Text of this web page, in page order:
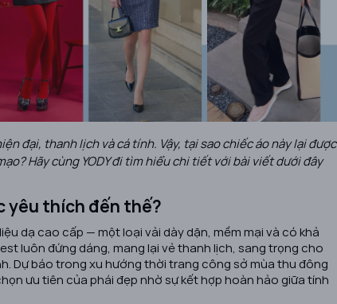
đại, thanh lịch và cá tính. Vậy, tại sao chiếc áo này lại được
Hãy cùng YODY đi tìm hiểu chi tiết với bài viết dưới đây
yêu thích đến thế?
dạ cao cấp — một loại vải dày dặn, mềm mại và có khả
luôn đứng dáng, mang lại vẻ thanh lịch, sang trọng cho
Dự báo trong xu hướng thời trang công sở mùa thu đông
ưu tiên của phái đẹp nhờ sự kết hợp hoàn hảo giữa tính